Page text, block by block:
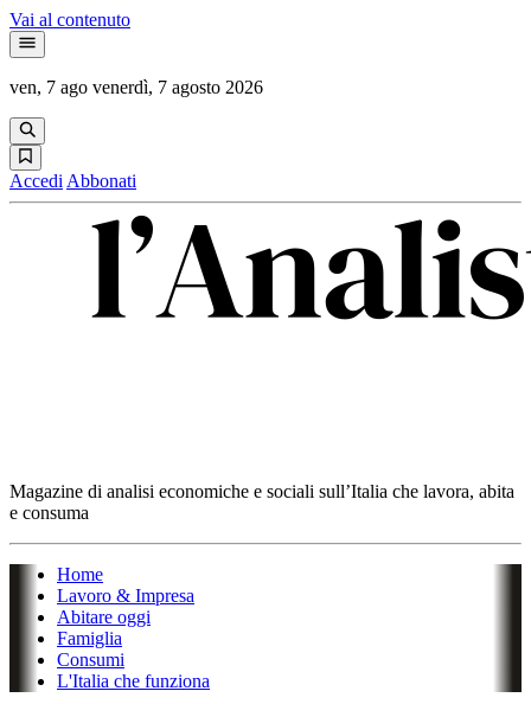
Vai al contenuto
ven, 7 ago venerdì, 7 agosto 2026
Accedi Abbonati
Magazine di analisi economiche e sociali sull’Italia che lavora, abita
e consuma
Home
Lavoro & Impresa
Abitare oggi
Famiglia
Consumi
L'Italia che funziona